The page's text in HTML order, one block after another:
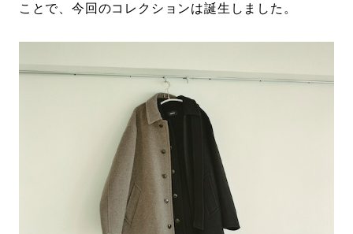
ことで、今回のコレクションは誕生しました。